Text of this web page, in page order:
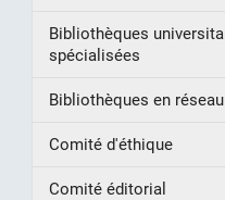
Bibliothèques
spécialisées
Bibliothèques en réseau
Comité d'éthique
Comité éditorial